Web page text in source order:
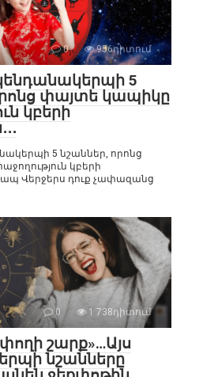
0 956դիտում
5
փայտե կապիկը
կբերի
5 նշաններ, որոնց
կբերի
Վերջերս դուք չափազանց
0 1 738դիտում
շարք»…Այս
նշանները